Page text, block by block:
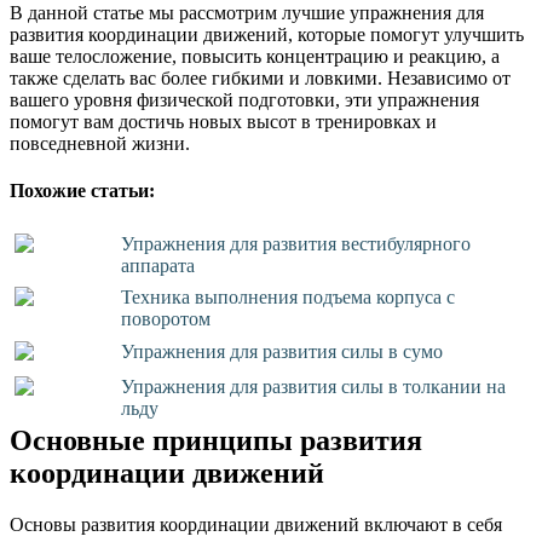
В данной статье мы рассмотрим лучшие упражнения для
развития координации движений, которые помогут улучшить
ваше телосложение, повысить концентрацию и реакцию, а
также сделать вас более гибкими и ловкими. Независимо от
вашего уровня физической подготовки, эти упражнения
помогут вам достичь новых высот в тренировках и
повседневной жизни.
Похожие статьи:
Упражнения для развития вестибулярного
аппарата
Техника выполнения подъема корпуса с
поворотом
Упражнения для развития силы в сумо
Упражнения для развития силы в толкании на
льду
Основные принципы развития
координации движений
Основы развития координации движений включают в себя